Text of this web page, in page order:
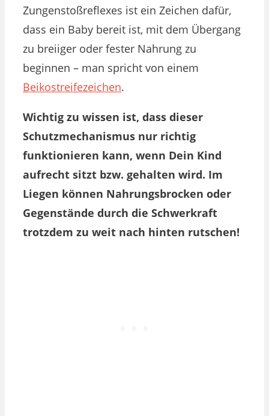
Zungenstoßreflexes ist ein Zeichen dafür,
dass ein Baby bereit ist, mit dem Übergang
zu breiiger oder fester Nahrung zu
beginnen – man spricht von einem
Beikostreifezeichen.
Wichtig zu wissen ist, dass dieser
Schutzmechanismus nur richtig
funktionieren kann, wenn Dein Kind
aufrecht sitzt bzw. gehalten wird. Im
Liegen können Nahrungsbrocken oder
Gegenstände durch die Schwerkraft
trotzdem zu weit nach hinten rutschen!